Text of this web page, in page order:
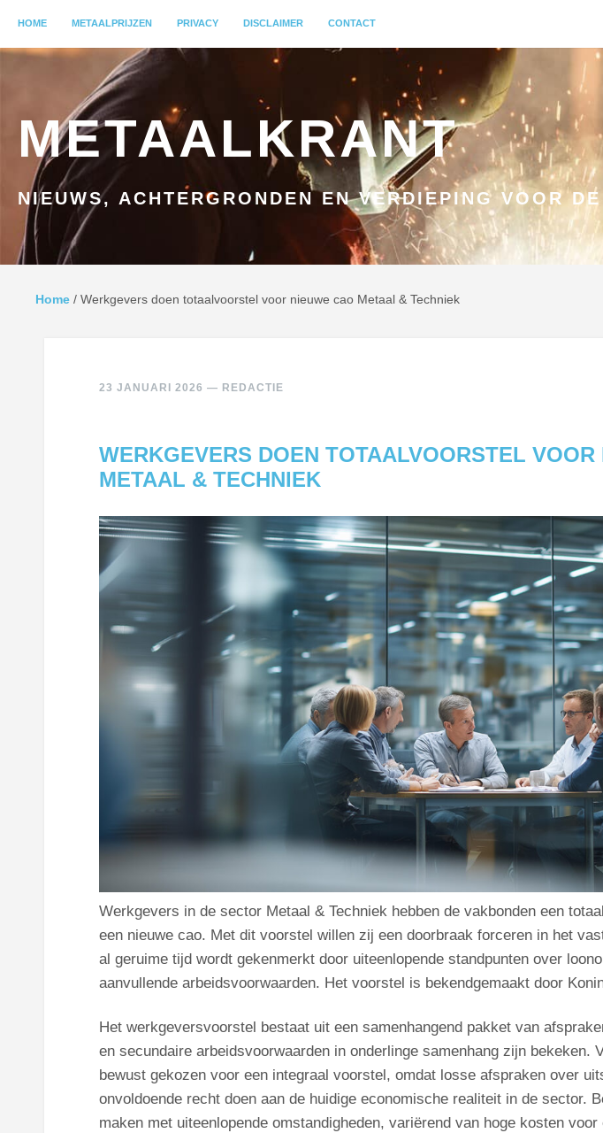
GA NAAR INHOUD
HOME METAALPRIJZEN PRIVACY DISCLAIMER CONTACT
METAALKRANT
NIEUWS, ACHTERGRONDEN EN VERDIEPING VOOR
Home / Werkgevers doen totaalvoorstel voor nieuwe cao Metaal & Techniek
23 JANUARI 2026 — REDACTIE
WERKGEVERS DOEN TOTAALVOORSTEL VOOR
METAAL & TECHNIEK
Werkgevers in de sector Metaal & Techniek hebben de vakbonden een
een nieuwe cao. Met dit voorstel willen zij een doorbraak forceren in het
al geruime tijd wordt gekenmerkt door uiteenlopende standpunten over
aanvullende arbeidsvoorwaarden. Het voorstel is bekendgemaakt door
Het werkgeversvoorstel bestaat uit een samenhangend pakket van
en secundaire arbeidsvoorwaarden in onderlinge samenhang zijn bekeken.
bewust gekozen voor een integraal voorstel, omdat losse afspraken over
onvoldoende recht doen aan de huidige economische realiteit in de sector.
maken met uiteenlopende omstandigheden, variërend van hoge kosten